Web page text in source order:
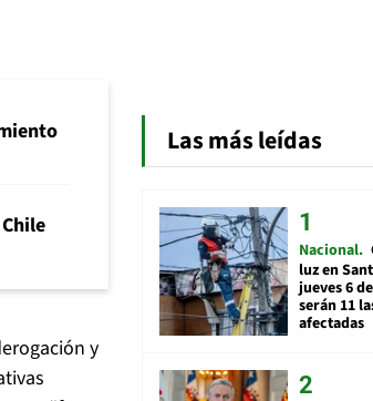
y
Las más leídas
Nacional
luz en
jueves 6
serán 11
afectadas